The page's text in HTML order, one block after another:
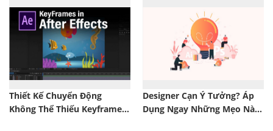
Thiết Kế Chuyển Động
Không Thể Thiếu Keyframe –
Designer Cạn Ý Tưởng? Áp
Dụng Ngay Những Mẹo Này